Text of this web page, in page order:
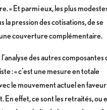
» Et parmi eux, les plus
la pression des cotisations, de se
couverture complémentaire.
des autres composantes
: « c’est une mesure en totale
le mouvement actuel en
En effet, ce sont les retraités, ou